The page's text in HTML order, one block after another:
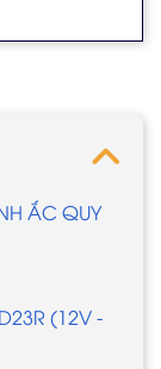
ẮC QUY
(12V -